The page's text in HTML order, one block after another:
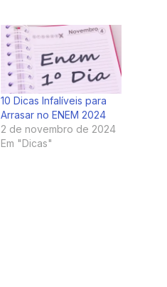
10 Dicas Infalíveis para
Arrasar no ENEM 2024
2 de novembro de 2024
Em "Dicas"